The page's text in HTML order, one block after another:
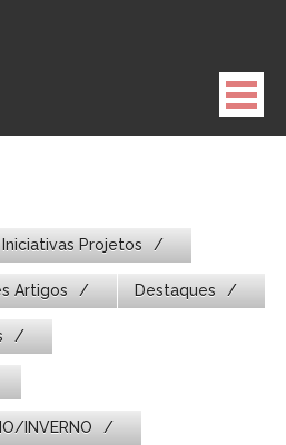
Projetos
Artigos Destaques
INVERNO